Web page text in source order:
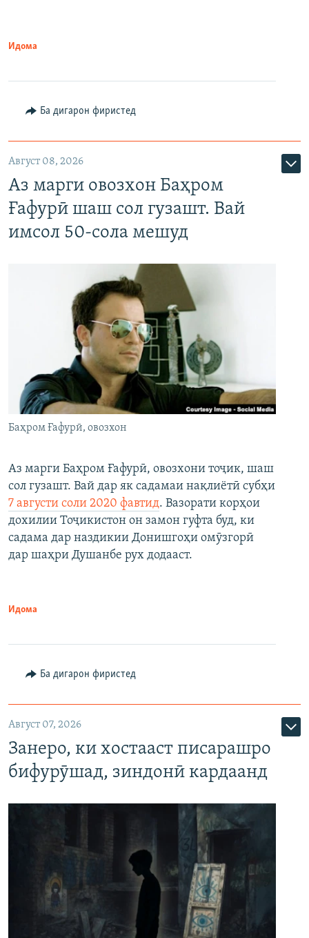
Идома
Ба дигарон фиристед
Август 08, 2026
Аз марги овозхон Баҳром
Ғафурӣ шаш сол гузашт. Вай
имсол 50-сола мешуд
Баҳром Ғафурӣ, овозхон
Аз марги Баҳром Ғафурӣ, овозхони тоҷик, шаш
сол гузашт. Вай дар як садамаи нақлиётӣ субҳи
7 августи соли 2020 фавтид. Вазорати корҳои
дохилии Тоҷикистон он замон гуфта буд, ки
садама дар наздикии Донишгоҳи омӯзгорӣ
дар шаҳри Душанбе рух додааст.
Идома
Ба дигарон фиристед
Август 07, 2026
Занеро, ки хостааст писарашро
бифурӯшад, зиндонӣ кардаанд